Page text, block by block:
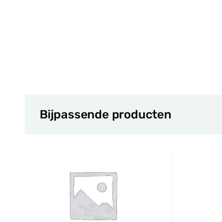
Bijpassende producten